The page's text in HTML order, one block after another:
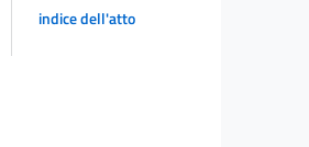
indice dell'atto